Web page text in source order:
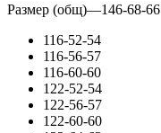
Размер (общ)—146-68-66
116-52-54
116-56-57
116-60-60
122-52-54
122-56-57
122-60-60